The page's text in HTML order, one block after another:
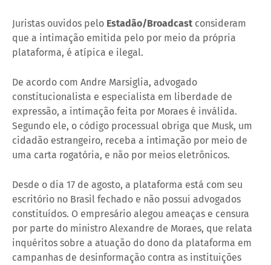
Juristas ouvidos pelo Estadão/Broadcast consideram
que a intimação emitida pelo por meio da própria
plataforma, é atípica e ilegal.
De acordo com Andre Marsiglia, advogado
constitucionalista e especialista em liberdade de
expressão, a intimação feita por Moraes é inválida.
Segundo ele, o código processual obriga que Musk, um
cidadão estrangeiro, receba a intimação por meio de
uma carta rogatória, e não por meios eletrônicos.
Desde o dia 17 de agosto, a plataforma está com seu
escritório no Brasil fechado e não possui advogados
constituídos. O empresário alegou ameaças e censura
por parte do ministro Alexandre de Moraes, que relata
inquéritos sobre a atuação do dono da plataforma em
campanhas de desinformação contra as instituições